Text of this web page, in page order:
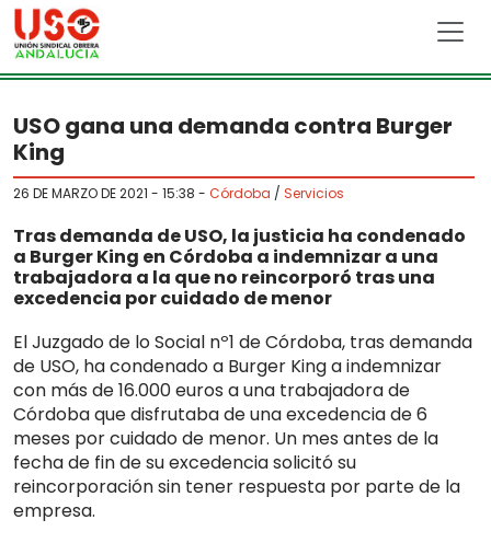
Skip to main content
USO gana una demanda contra Burger
King
26 DE MARZO DE 2021 - 15:38 - Córdoba / Servicios
Tras demanda de USO, la justicia ha condenado
a Burger King en Córdoba a indemnizar a una
trabajadora a la que no reincorporó tras una
excedencia por cuidado de menor
El Juzgado de lo Social nº1 de Córdoba, tras demanda
de USO, ha condenado a Burger King a indemnizar
con más de 16.000 euros a una trabajadora de
Córdoba que disfrutaba de una excedencia de 6
meses por cuidado de menor. Un mes antes de la
fecha de fin de su excedencia solicitó su
reincorporación sin tener respuesta por parte de la
empresa.